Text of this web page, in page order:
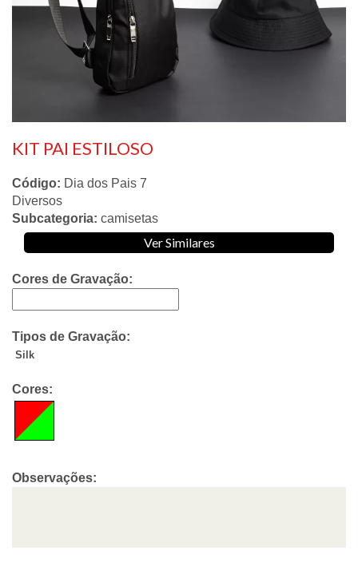
KIT PAI ESTILOSO
Código: Dia dos Pais 7
Diversos
Subcategoria: camisetas
Ver Similares
Cores de Gravação:
Tipos de Gravação:
Silk
Cores:
Observações: